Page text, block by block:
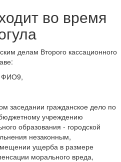
во время
делам Второго кассационного
ФИО9,
заседании гражданское дело по
учреждению
образования - городской
незаконным,
ущерба в размере
морального вреда,